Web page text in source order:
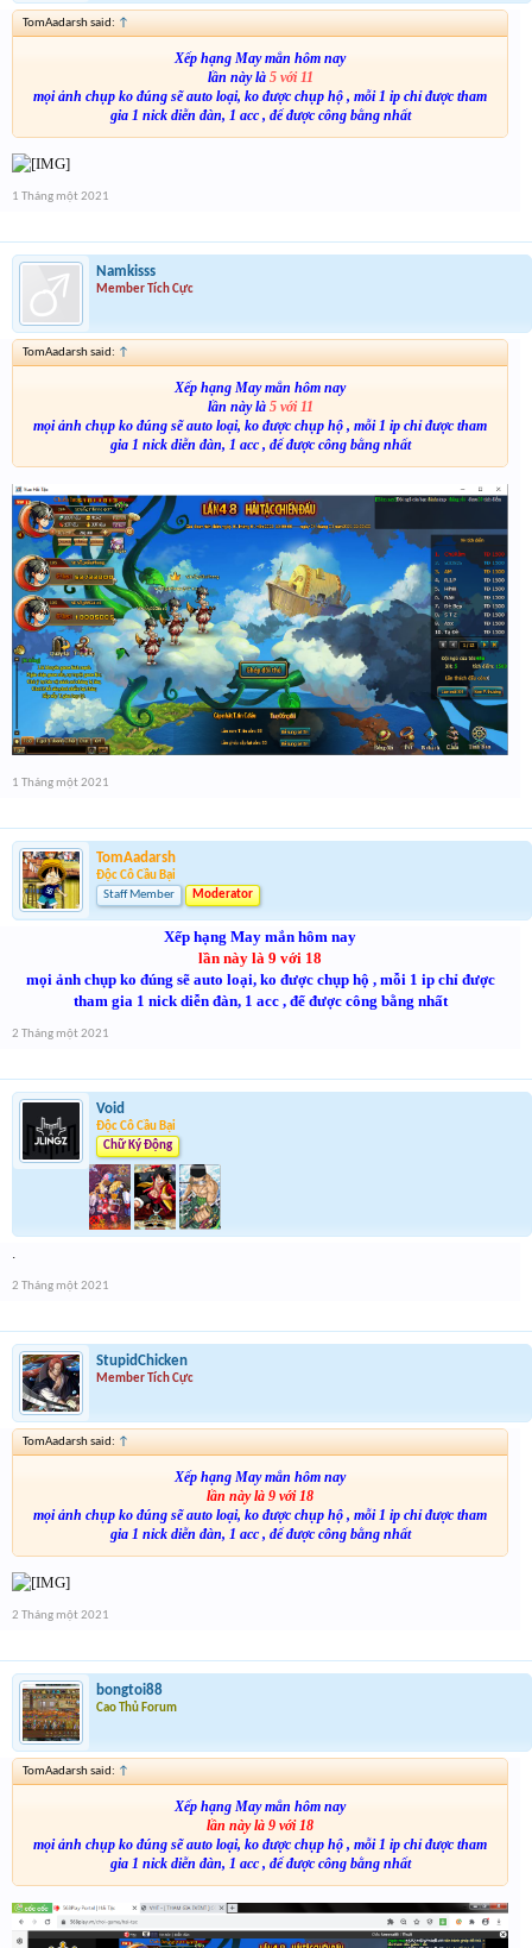
TomAadarsh said: ↑
Xếp hạng May mắn hôm nay
lần này là5 với 11
mọi ảnh chụp ko đúng sẽ auto loại, ko được chụp hộ , mỗi 1 ip chỉ được tham
gia 1 nick diễn đàn, 1 acc , để được công bằng nhất
1 Tháng một 2021
Namkisss
Member Tích Cực
TomAadarsh said: ↑
Xếp hạng May mắn hôm nay
lần này là5 với 11
mọi ảnh chụp ko đúng sẽ auto loại, ko được chụp hộ , mỗi 1 ip chỉ được tham
gia 1 nick diễn đàn, 1 acc , để được công bằng nhất
1 Tháng một 2021
TomAadarsh
Độc Cô Cầu Bại
Staff Member
Moderator
Xếp hạng May mắn hôm nay
lần này là 9 với 18
mọi ảnh chụp ko đúng sẽ auto loại, ko được chụp hộ , mỗi 1 ip chỉ được
tham gia 1 nick diễn đàn, 1 acc , để được công bằng nhất
2 Tháng một 2021
Void
Độc Cô Cầu Bại
Chữ Ký Động
2 Tháng một 2021
StupidChicken
Member Tích Cực
TomAadarsh said: ↑
Xếp hạng May mắn hôm nay
lần này là 9 với 18
mọi ảnh chụp ko đúng sẽ auto loại, ko được chụp hộ , mỗi 1 ip chỉ được tham
gia 1 nick diễn đàn, 1 acc , để được công bằng nhất
2 Tháng một 2021
bongtoi88
Cao Thủ Forum
TomAadarsh said: ↑
Xếp hạng May mắn hôm nay
lần này là 9 với 18
mọi ảnh chụp ko đúng sẽ auto loại, ko được chụp hộ , mỗi 1 ip chỉ được tham
gia 1 nick diễn đàn, 1 acc , để được công bằng nhất